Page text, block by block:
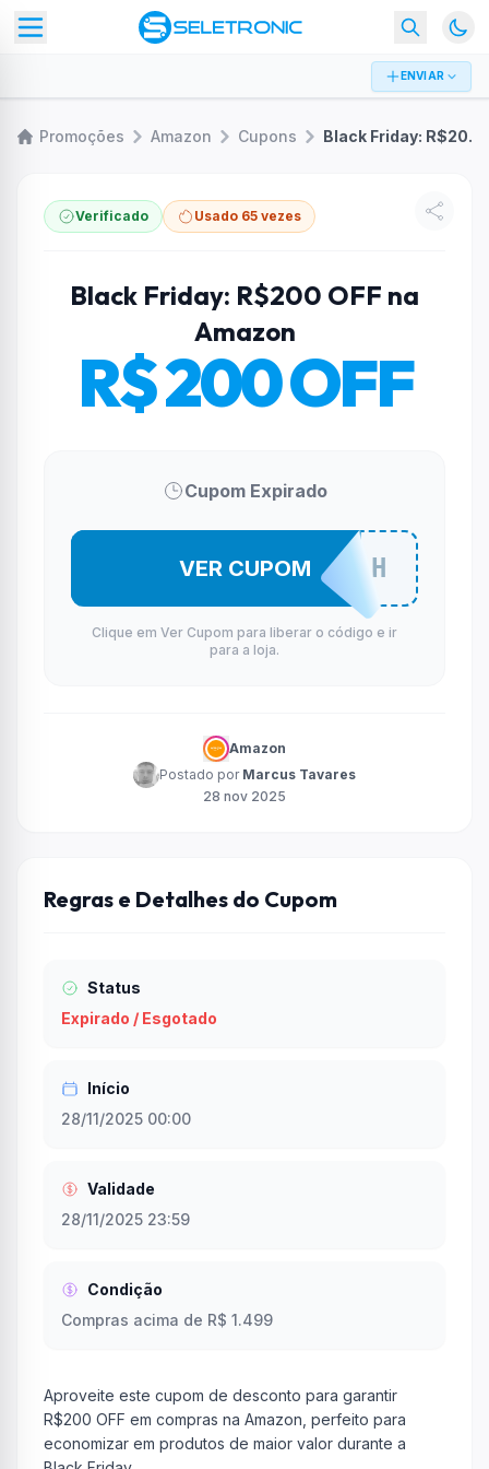
ENVIAR
Promoções Amazon Cupons Black Friday: R$200 OFF na Amazon
Verificado Usado 65 vezes
Black Friday: R$200 OFF na
Amazon
R$ 200 OFF
Cupom Expirado
BLACK23H
VER CUPOM
Clique em Ver Cupom para liberar o código e ir
para a loja.
Amazon
Postado por Marcus Tavares
28 nov 2025
Regras e Detalhes do Cupom
Status
Expirado / Esgotado
Início
28/11/2025 00:00
Validade
28/11/2025 23:59
Condição
Compras acima de R$ 1.499
Aproveite este cupom de desconto para garantir
R$200 OFF em compras na Amazon, perfeito para
economizar em produtos de maior valor durante a